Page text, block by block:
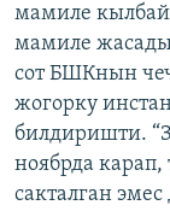
ЭЕ/АРнун
мамиле
мамиле
сот БШКнын
жогорку
билдиришти.
ноябрда
сакталган